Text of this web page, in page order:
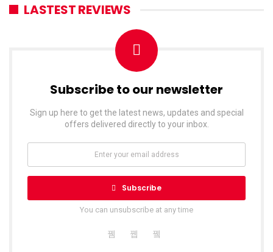
LASTEST REVIEWS
Subscribe to our newsletter
Sign up here to get the latest news, updates and special
offers delivered directly to your inbox.
Subscribe
You can unsubscribe at any time